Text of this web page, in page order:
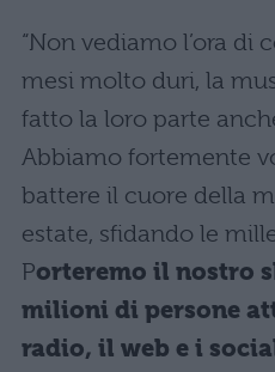
“Non vediamo l’ora di
mesi molto duri, la
fatto la loro parte
Abbiamo fortemente
battere il cuore della
estate, sfidando le
Porteremo il nostro
milioni di persone
radio, il web e i